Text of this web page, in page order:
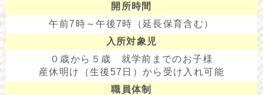
開所時間
午前7時～午後7時（延長保育含む）
入所対象児
０歳から５歳 就学前までのお子様
産休明け（生後57日）から受け入れ可能
職員体制